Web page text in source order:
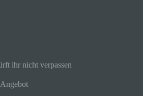
ihr nicht verpassen
Angebot